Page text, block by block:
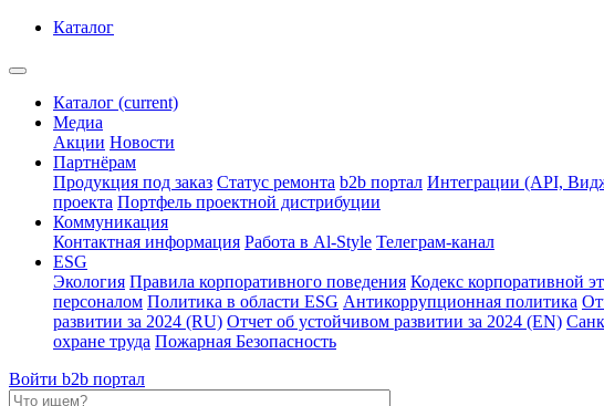
Каталог
Каталог (current)
Медиа
Акции Новости
Партнёрам
Продукция под заказ Статус ремонта b2b портал Интеграции (API,
проекта Портфель проектной дистрибуции
Коммуникация
Контактная информация Работа в Al-Style Телеграм-канал
ESG
Экология Правила корпоративного поведения Кодекс корпоративной
персоналом Политика в области ESG Антикоррупционная политика
развитии за 2024 (RU) Отчет об устойчивом развитии за 2024 (EN)
охране труда Пожарная Безопасность
Войти b2b портал